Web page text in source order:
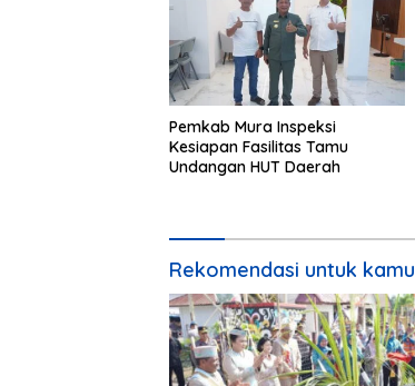
Pemkab Mura Inspeksi
Kesiapan Fasilitas Tamu
Undangan HUT Daerah
Rekomendasi untuk kamu